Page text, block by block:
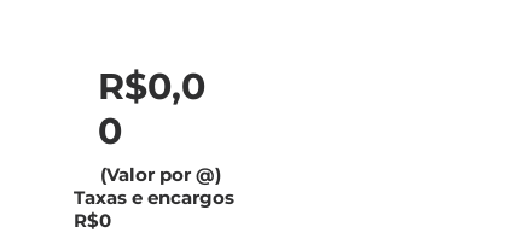
R$0,0
0
(Valor por @)
Taxas e encargos
R$0